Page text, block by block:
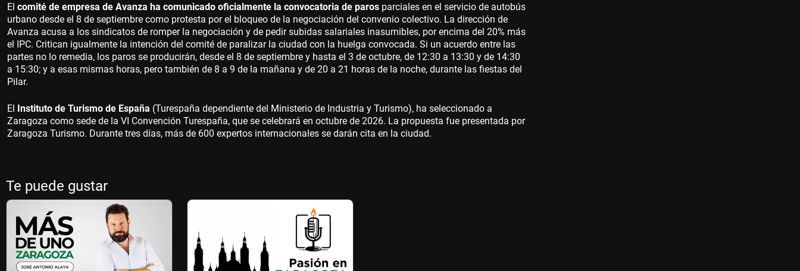
El comité de empresa de Avanza ha comunicado oficialmente la convocatoria de paros parciales en el servicio de autobús
urbano desde el 8 de septiembre como protesta por el bloqueo de la negociación del convenio colectivo. La dirección de
Avanza acusa a los sindicatos de romper la negociación y de pedir subidas salariales inasumibles, por encima del 20% más
el IPC. Critican igualmente la intención del comité de paralizar la ciudad con la huelga convocada. Si un acuerdo entre las
partes no lo remedia, los paros se producirán, desde el 8 de septiembre y hasta el 3 de octubre, de 12:30 a 13:30 y de 14:30
a 15:30; y a esas mismas horas, pero también de 8 a 9 de la mañana y de 20 a 21 horas de la noche, durante las fiestas del
Pilar.
El Instituto de Turismo de España (Turespaña dependiente del Ministerio de Industria y Turismo), ha seleccionado a
Zaragoza como sede de la VI Convención Turespaña, que se celebrará en octubre de 2026. La propuesta fue presentada por
Zaragoza Turismo. Durante tres días, más de 600 expertos internacionales se darán cita en la ciudad.
Te puede gustar